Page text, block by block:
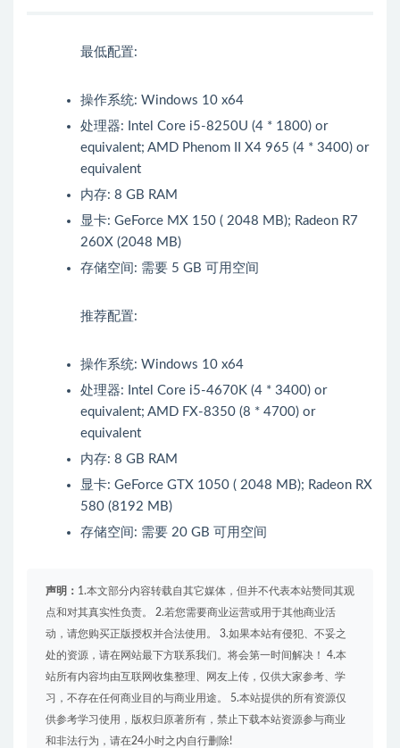
最低配置:
操作系统: Windows 10 x64
处理器: Intel Core i5-8250U (4 * 1800) or
equivalent; AMD Phenom II X4 965 (4 * 3400) or
equivalent
内存: 8 GB RAM
显卡: GeForce MX 150 ( 2048 MB); Radeon R7
260X (2048 MB)
存储空间: 需要 5 GB 可用空间
推荐配置:
操作系统: Windows 10 x64
处理器: Intel Core i5-4670K (4 * 3400) or
equivalent; AMD FX-8350 (8 * 4700) or
equivalent
内存: 8 GB RAM
显卡: GeForce GTX 1050 ( 2048 MB); Radeon RX
580 (8192 MB)
存储空间: 需要 20 GB 可用空间
声明： 1.本文部分内容转载自其它媒体，但并不代表本站赞同其观
点和对其真实性负责。 2.若您需要商业运营或用于其他商业活
动，请您购买正版授权并合法使用。 3.如果本站有侵犯、不妥之
处的资源，请在网站最下方联系我们。将会第一时间解决！ 4.本
站所有内容均由互联网收集整理、网友上传，仅供大家参考、学
习，不存在任何商业目的与商业用途。 5.本站提供的所有资源仅
供参考学习使用，版权归原著所有，禁止下载本站资源参与商业
和非法行为，请在24小时之内自行删除!